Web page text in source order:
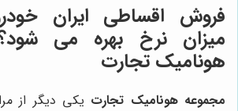
فروش اقساطی ایران
میزان نرخ بهره می
هونامیک تجارت
مجموعه هونامیک تجارت یکی دیگر از